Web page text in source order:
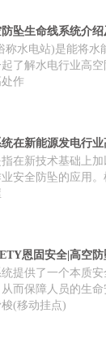
坠生命线系统介
称水电站)是能将水
了解水电行业高
作
在新能源发电行
在新技术基础上
安全防坠的应用
恩固安全|高空
提供了一个本质
而保障人员的生
(移动挂点)